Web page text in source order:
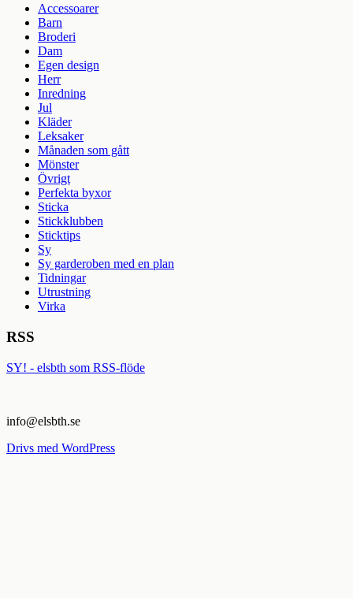
Accessoarer
Barn
Broderi
Dam
Egen design
Herr
Inredning
Jul
Kläder
Leksaker
Månaden som gått
Mönster
Övrigt
Perfekta byxor
Sticka
Stickklubben
Sticktips
Sy
Sy garderoben med en plan
Tidningar
Utrustning
Virka
RSS
SY! - elsbth som RSS-flöde
info@elsbth.se
Drivs med WordPress